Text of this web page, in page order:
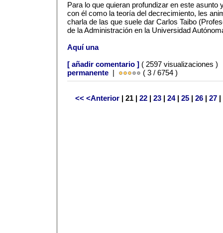
Para lo que quieran profundizar en este asunto
con él como la teoría del decrecimiento, les
charla de las que suele dar Carlos Taibo
de la Administración en la Universidad
Aquí una
[ añadir comentario ] ( 2597 visualizaciones
permanente | ( 3 / 6754 )
<< <Anterior | 21 | 22| 23| 24| 25| 26| 27|